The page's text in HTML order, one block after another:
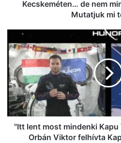
vásárolni
jön!
Mutatjuk
mi
történik
Kecskeméten… de nem
Mutatjuk mi
lent
most
mindenki
Kapu
Tibor
szeretne
lenni"
-
Orbán
"Itt lent most mindenki
Orbán Viktor felhívta